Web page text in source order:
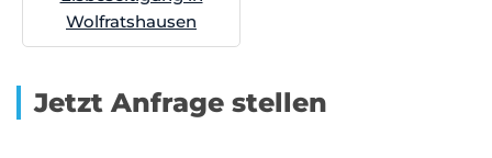
Wolfratshausen
Jetzt Anfrage stellen